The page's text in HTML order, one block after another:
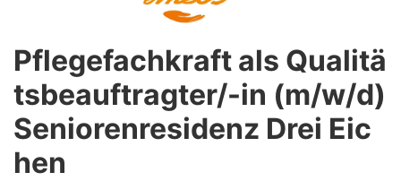
Pflegefachkraft als Qualitä
tsbeauftragter/-in (m/w/d)
Seniorenresidenz Drei Eic
hen